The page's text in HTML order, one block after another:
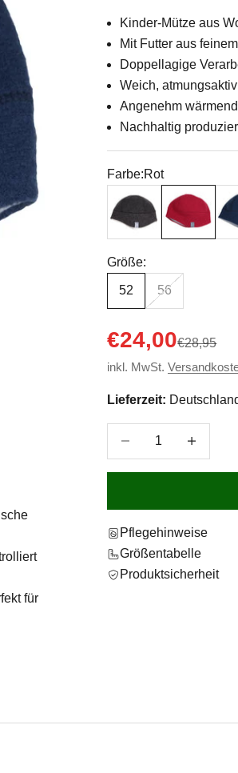
Kinder-Mütze aus
Mit Futter aus
Doppellagige
Weich,
Angenehm
Nachhaltig
Farbe:Rot
Anthrazit
Rot
Größe:
52 56
Angebot
€24,00Regulärer
€28,95
inkl. MwSt.
Lieferzeit:
Anzahl verringern
Pflegehinweise
Größentabelle
Produktsicherheit
für